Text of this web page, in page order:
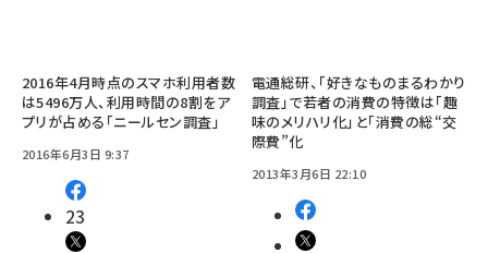
2016年4月時点のスマホ利用者数
は5496万人、利用時間の8割をア
プリが占める「ニールセン調査」
2016年6月3日 9:37
23
電通総研、「好きなものまるわかり
調査」で若者の消費の特徴は「趣
味のメリハリ化」と「消費の総“交
際費”化
2013年3月6日 22:10